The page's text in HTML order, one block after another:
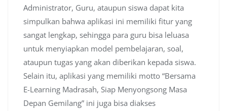
Administrator, Guru, ataupun siswa dapat kita
simpulkan bahwa aplikasi ini memiliki fitur yang
sangat lengkap, sehingga para guru bisa leluasa
untuk menyiapkan model pembelajaran, soal,
ataupun tugas yang akan diberikan kepada siswa.
Selain itu, aplikasi yang memiliki motto “Bersama
E-Learning Madrasah, Siap Menyongsong Masa
Depan Gemilang” ini juga bisa diakses